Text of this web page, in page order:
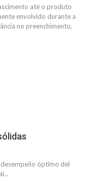
até o produto
envolvido durante a
no preenchimento,
óptimo del